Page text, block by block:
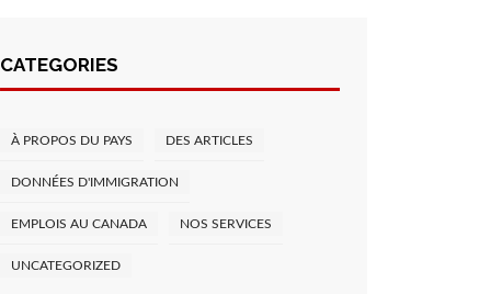
CATEGORIES
À PROPOS DU PAYS DES ARTICLES
DONNÉES D'IMMIGRATION
EMPLOIS AU CANADA NOS SERVICES
UNCATEGORIZED